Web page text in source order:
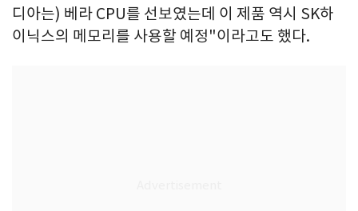
디아는) 베라 CPU를 선보였는데 이 제품 역시 SK하
이닉스의 메모리를 사용할 예정"이라고도 했다.